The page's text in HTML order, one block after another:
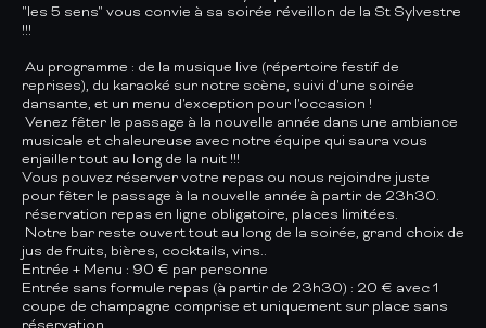
"les 5 sens" vous convie à sa soirée réveillon de la St Sylvestre
!!!
Au programme : de la musique live (répertoire festif de
reprises), du karaoké sur notre scène, suivi d'une soirée
dansante, et un menu d'exception pour l'occasion !
Venez fêter le passage à la nouvelle année dans une ambiance
musicale et chaleureuse avec notre équipe qui saura vous
enjailler tout au long de la nuit !!!
Vous pouvez réserver votre repas ou nous rejoindre juste
pour fêter le passage à la nouvelle année à partir de 23h30.
réservation repas en ligne obligatoire, places limitées.
Notre bar reste ouvert tout au long de la soirée, grand choix de
jus de fruits, bières, cocktails, vins..
Entrée + Menu : 90 € par personne
Entrée sans formule repas (à partir de 23h30) : 20 € avec 1
coupe de champagne comprise et uniquement sur place sans